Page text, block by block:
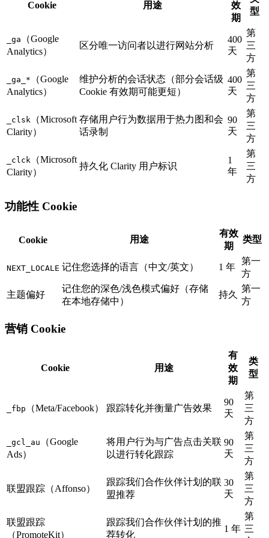
Cookie 用途
效
期
型
_ga
（Google
Analytics）
区分唯一访问者以进行网站分析
400
天
第
三
方
_ga_*
（Google
Analytics）
维护分析的会话状态（部分会话级
Cookie 有效期可能更短）
400
天
第
三
方
_clsk （Microsoft
Clarity）
存储用户行为数据用于热力图和会
话录制
90
天
第
三
方
_clck （Microsoft
Clarity）
持久化 Clarity 用户标识
1
年
第
三
方
功能性 Cookie
Cookie 用途
有效
期
类型
NEXT_LOCALE 记住您选择的语言（中文/英文） 1 年
第一
方
主题偏好
记住您的深色/浅色模式偏好（存储
在本地存储中）
持久
第一
方
营销 Cookie
Cookie 用途
有
效
期
类
型
_fbp （Meta/Facebook） 跟踪转化并衡量广告效果
90
天
第
三
方
_gcl_au
（Google
Ads）
将用户行为与广告点击关联
以进行转化跟踪
90
天
第
三
方
联盟跟踪（Affonso）
跟踪我们合作伙伴计划的联
盟推荐
30
天
第
三
方
联盟跟踪
（PromoteKit）
跟踪我们合作伙伴计划的推
荐转化
1 年
第
三